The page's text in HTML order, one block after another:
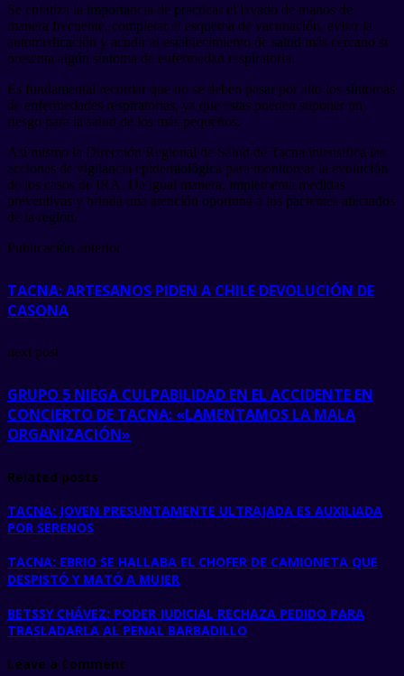
Se enfatiza la importancia de practicar el lavado de manos de
manera frecuente, completar el esquema de vacunación, evitar la
automedicación y acudir al establecimiento de salud más cercano si
presenta algún síntoma de enfermedad respiratoria.
Es fundamental recordar que no se deben pasar por alto los síntomas
de enfermedades respiratorias, ya que estas pueden suponer un
riesgo para la salud de los más pequeños.
Así mismo la Dirección Regional de Salud de Tacna intensifica las
acciones de vigilancia epidemiológica para monitorear la evolución
de los casos de IRA. De igual manera, implementa medidas
preventivas y brinda una atención oportuna a los pacientes afectados
de la región.
Publicación anterior
TACNA: ARTESANOS PIDEN A CHILE DEVOLUCIÓN DE
CASONA
next post
GRUPO 5 NIEGA CULPABILIDAD EN EL ACCIDENTE EN
CONCIERTO DE TACNA: «LAMENTAMOS LA MALA
ORGANIZACIÓN»
Related posts
TACNA: JOVEN PRESUNTAMENTE ULTRAJADA ES AUXILIADA
POR SERENOS
TACNA: EBRIO SE HALLABA EL CHOFER DE CAMIONETA QUE
DESPISTÓ Y MATÓ A MUJER
BETSSY CHÁVEZ: PODER JUDICIAL RECHAZA PEDIDO PARA
TRASLADARLA AL PENAL BARBADILLO
Leave a Comment